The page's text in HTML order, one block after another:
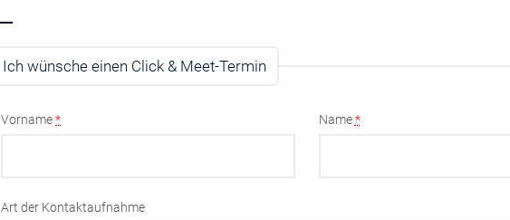
Ich wünsche einen Click & Meet-Termin
Vorname* Name*
Art der Kontaktaufnahme